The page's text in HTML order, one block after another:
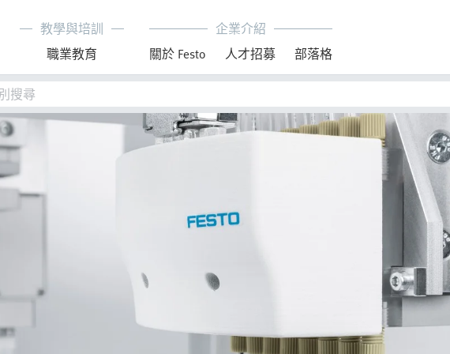
教學與培訓
職業教育
企業介紹
關於 Festo
人才招募 部落格